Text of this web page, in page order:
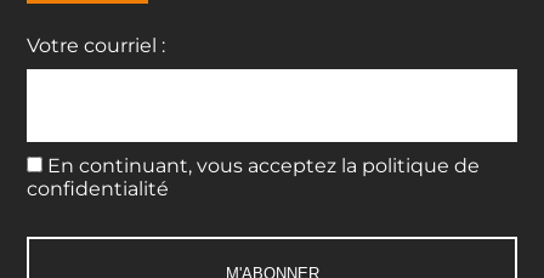
Votre courriel :
En continuant, vous acceptez la politique de
confidentialité